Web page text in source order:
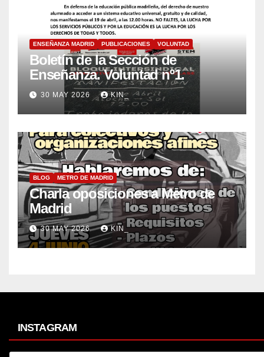
ENSEÑANZA MADRID PUBLICACIONES VOLUNTAD
Boletín de la Sección de
Enseñanza. Voluntad nº1.
30 MAY 2026 KIN_
BLOG METRO DE MADRID
Charla oposiciones a Metro de
Madrid
30 MAY 2026 KIN_
INSTAGRAM